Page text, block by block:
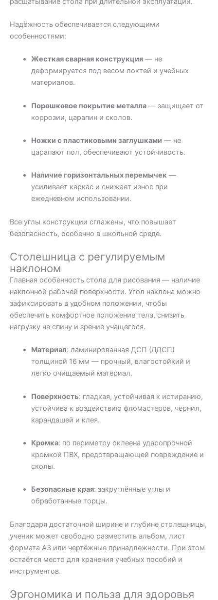
Надёжность обеспечивается следующими
особенностями:
Жесткая сварная конструкция— не
деформируется под весом локтей и учебных
материалов.
Порошковое покрытие металла— защищает от
коррозии, царапин и сколов.
Ножки с пластиковыми заглушками — не
царапают пол, обеспечивают устойчивость.
Наличие горизонтальных перемычек —
усиливает каркас и снижает износ при
ежедневном использовании.
Все углы конструкции сглажены, что повышает
безопасность, особенно в школьной среде.
Столешница с регулируемым
наклоном
Главная особенность стола для рисования — наличие
наклонной рабочей поверхности. Угол наклона можно
зафиксировать в удобном положении, чтобы
обеспечить комфортное положение тела, снизить
нагрузку на спину и зрение учащегося.
Материал: ламинированная ДСП (ЛДСП)
толщиной 16 мм — прочный, влагостойкий и
легко очищаемый материал.
Поверхность: гладкая, устойчивая к истиранию,
устойчива к воздействию фломастеров, чернил,
карандашей и клея.
Кромка: по периметру оклеена ударопрочной
кромкой ПВХ, предотвращающей повреждение и
сколы.
Безопасные края: закруглённые углы и
обработанные торцы.
Благодаря достаточной ширине и глубине столешницы,
ученик может свободно разместить альбом, лист
формата А3 или чертёжные принадлежности. При этом
остаётся место для хранения учебных пособий и
инструментов.
Эргономика и польза для здоровья